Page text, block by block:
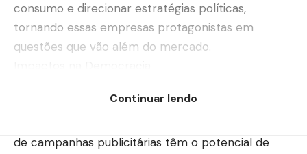
consumo e direcionar estratégias políticas,
tornando essas empresas protagonistas em
questões que vão além do mercado.
informações pode afetar a democracia. A
de campanhas publicitárias têm o potencial de
Continuar lendo